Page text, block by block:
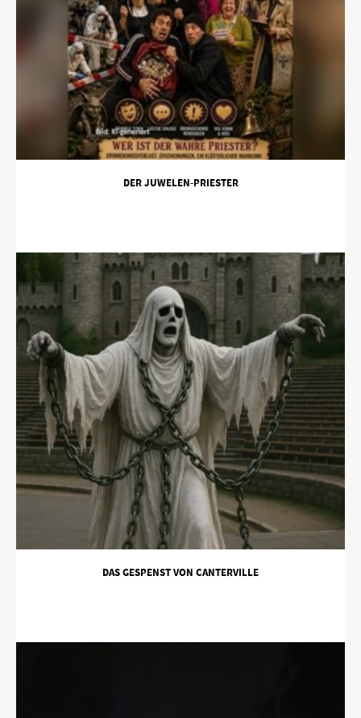
DER JUWELEN-PRIESTER
DAS GESPENST VON CANTERVILLE